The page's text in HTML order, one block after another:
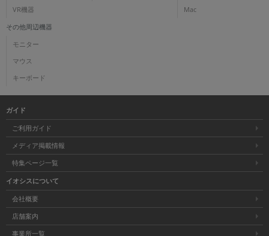
VR機器 Mac
その他周辺機器
モニター
マウス
キーボード
ガイド
ご利用ガイド
メディア掲載情報
特集ページ一覧
イオシスについて
会社概要
店舗案内
事業所一覧